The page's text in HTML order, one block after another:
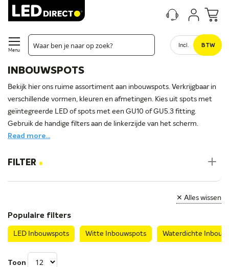
Menu
Incl. BTW
INBOUWSPOTS
Bekijk hier ons ruime assortiment aan inbouwspots. Verkrijgbaar in
verschillende vormen, kleuren en afmetingen. Kies uit spots met
geïntegreerde LED of spots met een GU10 of GU5.3 fitting.
Gebruik de handige filters aan de linkerzijde van het scherm.
Read more...
FILTER .
✕ Alles wissen
Populaire filters
LED Inbouwspots Witte Inbouwspots Waterdichte
Toon